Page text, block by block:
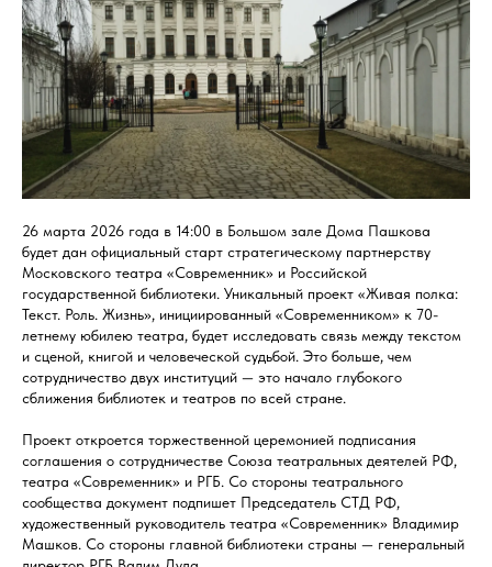
26 марта 2026 года в 14:00 в Большом зале Дома Пашкова
будет дан официальный старт стратегическому партнерству
Московского театра «Современник» и Российской
государственной библиотеки. Уникальный проект «Живая полка:
Текст. Роль. Жизнь», инициированный «Современником» к 70-
летнему юбилею театра, будет исследовать связь между текстом
и сценой, книгой и человеческой судьбой. Это больше, чем
сотрудничество двух институций — это начало глубокого
сближения библиотек и театров по всей стране.
Проект откроется торжественной церемонией подписания
соглашения о сотрудничестве Союза театральных деятелей РФ,
театра «Современник» и РГБ. Со стороны театрального
сообщества документ подпишет Председатель СТД РФ,
художественный руководитель театра «Современник» Владимир
Машков. Со стороны главной библиотеки страны — генеральный